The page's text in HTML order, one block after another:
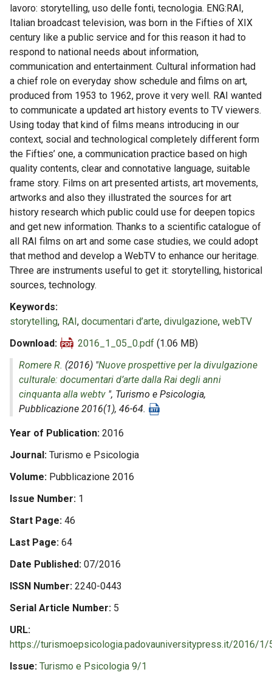
lavoro: storytelling, uso delle fonti, tecnologia. ENG:RAI,
Italian broadcast television, was born in the Fifties of XIX
century like a public service and for this reason it had to
respond to national needs about information,
communication and entertainment. Cultural information had
a chief role on everyday show schedule and films on art,
produced from 1953 to 1962, prove it very well. RAI wanted
to communicate a updated art history events to TV viewers.
Using today that kind of films means introducing in our
context, social and technological completely different form
the Fifties’ one, a communication practice based on high
quality contents, clear and connotative language, suitable
frame story. Films on art presented artists, art movements,
artworks and also they illustrated the sources for art
history research which public could use for deepen topics
and get new information. Thanks to a scientific catalogue of
all RAI films on art and some case studies, we could adopt
that method and develop a WebTV to enhance our heritage.
Three are instruments useful to get it: storytelling, historical
sources, technology.
Keywords
storytelling, RAI, documentari d’arte, divulgazione, webTV
Download
2016_1_05_0.pdf (1.06 MB)
Romere R. (2016) "Nuove prospettive per la divulgazione
culturale: documentari d’arte dalla Rai degli anni
cinquanta alla webtv ", Turismo e Psicologia,
Pubblicazione 2016(1), 46-64.
Year of Publication 2016
Journal Turismo e Psicologia
Volume Pubblicazione 2016
Issue Number 1
Start Page 46
Last Page 64
Date Published 07/2016
ISSN Number 2240-0443
Serial Article Number 5
URL
https://turismoepsicologia.padovauniversitypress.it/2016/1/
Issue Turismo e Psicologia 9/1